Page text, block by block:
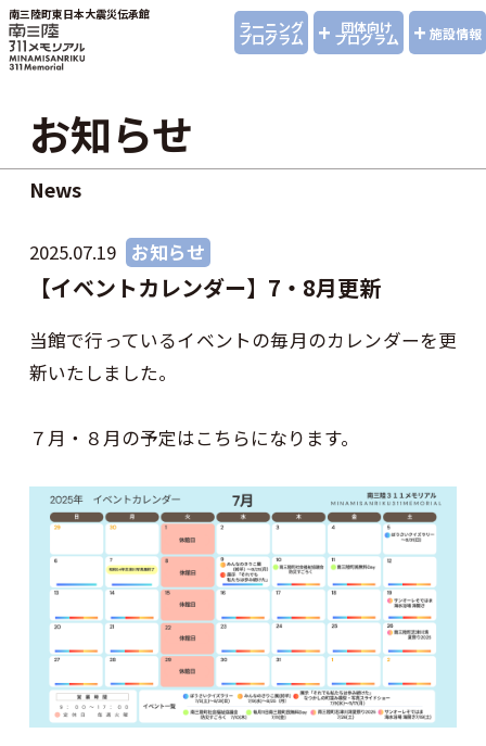
南三陸町東日本大震災伝承館
ラーニング
プログラム + 団体向け
プログラム + 施設情報
お知らせ
News
2025.07.19 お知らせ
【イベントカレンダー】7・8月更新
当館で行っているイベントの毎月のカレンダーを更
新いたしました。
７月・８月の予定はこちらになります。